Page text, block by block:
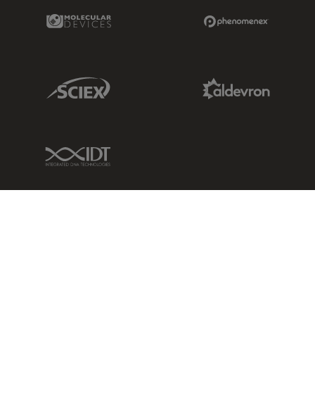
Molecular Devices Link
Sciex Link
IDT Link